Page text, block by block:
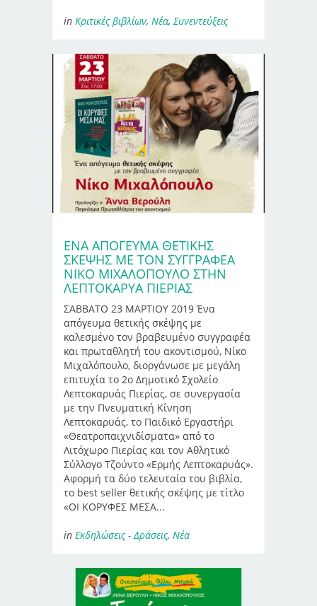
in Κριτικές βιβλίων, Νέα, Συνεντεύξεις
ΕΝΑ ΑΠΟΓΕΥΜΑ ΘΕΤΙΚΗΣ
ΣΚΕΨΗΣ ΜΕ ΤΟΝ ΣΥΓΓΡΑΦΕΑ
ΝΙΚΟ ΜΙΧΑΛΟΠΟΥΛΟ ΣΤΗΝ
ΛΕΠΤΟΚΑΡΥΑ ΠΙΕΡΙΑΣ
ΣΑΒΒΑΤΟ 23 ΜΑΡΤΙΟΥ 2019 Ένα
απόγευμα θετικής σκέψης με
καλεσμένο τον βραβευμένο συγγραφέα
και πρωταθλητή του ακοντισμού, Νίκο
Μιχαλόπουλο, διοργάνωσε με μεγάλη
επιτυχία το 2ο Δημοτικό Σχολείο
Λεπτοκαρυάς Πιερίας, σε συνεργασία
με την Πνευματική Κίνηση
Λεπτοκαρυάς, το Παιδικό Εργαστήρι
«Θεατροπαιχνιδίσματα» από το
Λιτόχωρο Πιερίας και τον Αθλητικό
Σύλλογο Τζούντο «Ερμής Λεπτοκαρυάς».
Αφορμή τα δύο τελευταία του βιβλία,
το best seller θετικής σκέψης με τίτλο
«ΟΙ ΚΟΡΥΦΕΣ ΜΕΣΑ...
in Εκδηλώσεις - Δράσεις, Νέα